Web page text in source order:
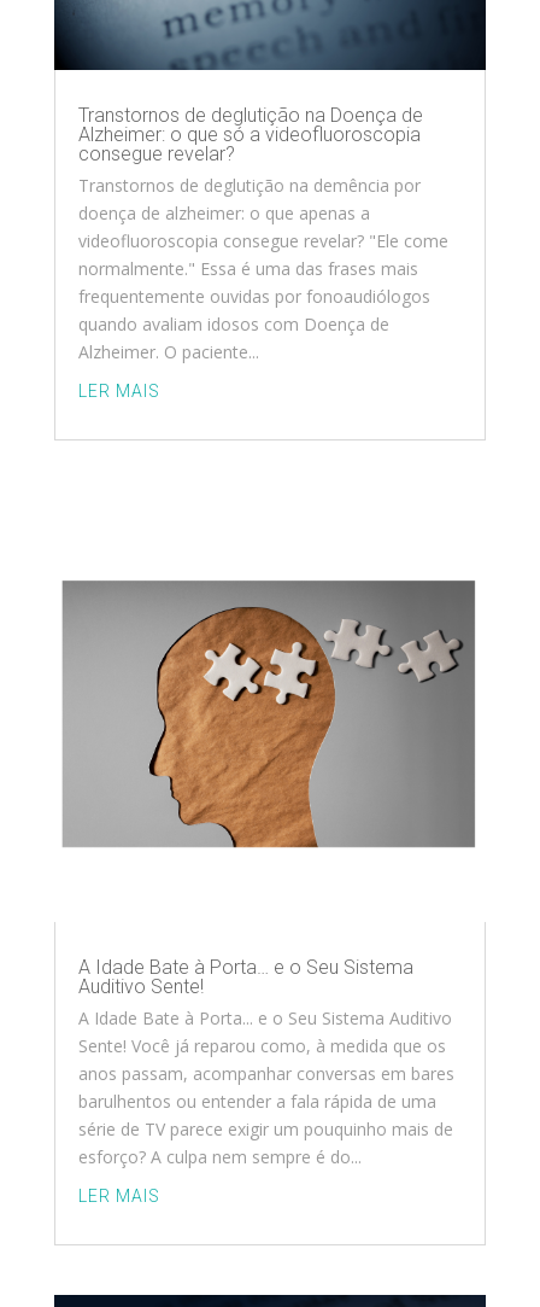
Transtornos de deglutição na Doença de
Alzheimer: o que só a videofluoroscopia
consegue revelar?
Transtornos de deglutição na demência por
doença de alzheimer: o que apenas a
videofluoroscopia consegue revelar? "Ele come
normalmente." Essa é uma das frases mais
frequentemente ouvidas por fonoaudiólogos
quando avaliam idosos com Doença de
Alzheimer. O paciente...
LER MAIS
A Idade Bate à Porta… e o Seu Sistema
Auditivo Sente!
A Idade Bate à Porta... e o Seu Sistema Auditivo
Sente! Você já reparou como, à medida que os
anos passam, acompanhar conversas em bares
barulhentos ou entender a fala rápida de uma
série de TV parece exigir um pouquinho mais de
esforço? A culpa nem sempre é do...
LER MAIS